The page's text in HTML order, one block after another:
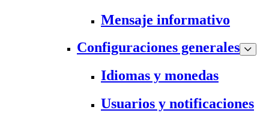
Mensaje informativo
Configuraciones generales
Idiomas y monedas
Usuarios y notificaciones